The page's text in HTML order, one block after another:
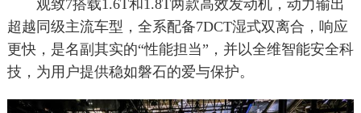
观致7搭载1.6T和1.8T两款高效发动机，动力输出
超越同级主流车型，全系配备7DCT湿式双离合，响应
更快，是名副其实的“性能担当”，并以全维智能安全科
技，为用户提供稳如磐石的爱与保护。